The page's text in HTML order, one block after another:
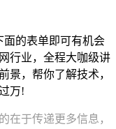
面的表单即可有机会
行业，全程大咖级讲
景，帮你了解技术，
万!
在于传递更多信息，